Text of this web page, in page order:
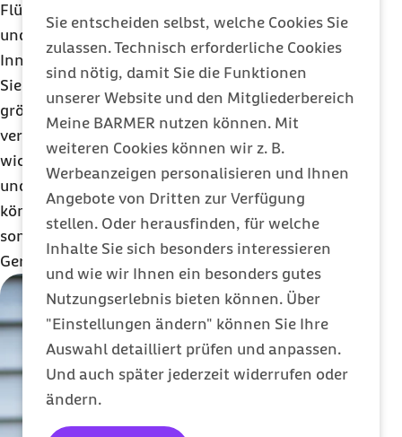
Sie entscheiden selbst, welche Cookies Sie
zulassen. Technisch erforderliche Cookies
sind nötig, damit Sie die Funktionen
unserer Website und den Mitgliederbereich
Meine BARMER nutzen können. Mit
weiteren Cookies können wir z. B.
Werbeanzeigen personalisieren und Ihnen
Angebote von Dritten zur Verfügung
stellen. Oder herausfinden, für welche
Inhalte Sie sich besonders interessieren
und wie wir Ihnen ein besonders gutes
Nutzungserlebnis bieten können. Über
"Einstellungen ändern" können Sie Ihre
Auswahl detailliert prüfen und anpassen.
Und auch später jederzeit widerrufen oder
ändern.
Flüssigkeitsmangel kann Durchblutungsstörungen
und damit auch Funktionsstörungen des
Innenohrs verursachen. Sorgen Sie also dafür, dass
Sie genügend trinken. Allerdings sollten Sie
größere Mengen Alkohol in einer lauten Umgebung
vermeiden, weil dadurch für die
wichtige Flüssigkeiten im Innenohr (Perilymphe
und Endolymphe) aus dem Gleichgewicht geraten
könnten. Das kann nicht nur Schwindel auslösen,
sondern auch Schäden durch
Geräuscheinwirkungen begünstigten.